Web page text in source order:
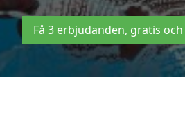
Få 3 erbjudanden, gratis